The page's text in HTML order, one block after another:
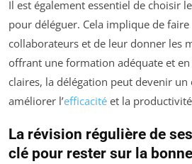
Il est également essentiel de choisir
pour déléguer. Cela implique de faire
collaborateurs et de leur donner les
offrant une formation adéquate et
claires, la délégation peut devenir
améliorer l’efficacité et la
La révision régulière de
clé pour rester sur la